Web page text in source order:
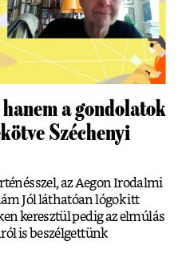
a gondolatok
Széchenyi
az Aegon Irodalmi
Jól láthatóan lógok itt
keresztül pedig az elmúlás
is beszélgettünk